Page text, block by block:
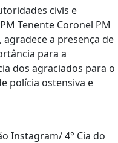
civis e
Tenente Coronel PM
agradece a presença de
para a
dos agraciados para o
polícia ostensiva e
Instagram/ 4° Cia do